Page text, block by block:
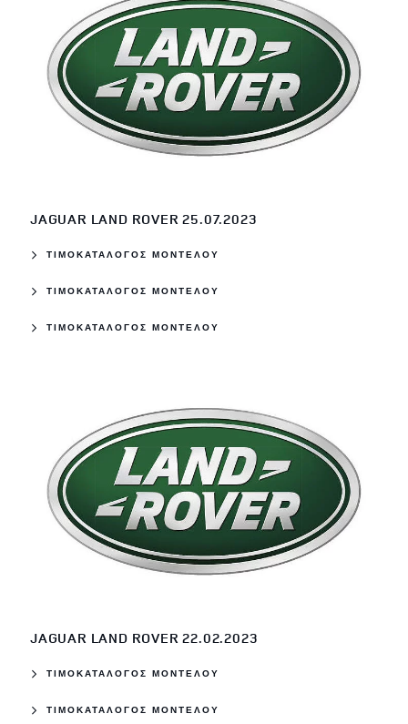
JAGUAR LAND ROVER 25.07.2023
ΤΙΜΟΚΑΤΑΛΟΓΟΣ ΜΟΝΤΕΛΟΥ
ΤΙΜΟΚΑΤΑΛΟΓΟΣ ΜΟΝΤΕΛΟΥ
ΤΙΜΟΚΑΤΑΛΟΓΟΣ ΜΟΝΤΕΛΟΥ
JAGUAR LAND ROVER 22.02.2023
ΤΙΜΟΚΑΤΑΛΟΓΟΣ ΜΟΝΤΕΛΟΥ
ΤΙΜΟΚΑΤΑΛΟΓΟΣ ΜΟΝΤΕΛΟΥ